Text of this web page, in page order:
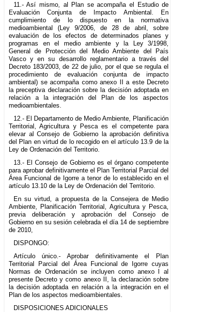
11.- Así mismo, al Plan se acompaña el Estudio de
Evaluación Conjunta de Impacto Ambiental. En
cumplimiento de lo dispuesto en la normativa
medioambiental (Ley 9/2006, de 28 de abril, sobre
evaluación de los efectos de determinados planes y
programas en el medio ambiente y la Ley 3/1998,
General de Protección del Medio Ambiente del País
Vasco y en su desarrollo reglamentario a través del
Decreto 183/2003, de 22 de julio, por el que se regula el
procedimiento de evaluación conjunta de impacto
ambiental) se acompaña como anexo II a este Decreto
la preceptiva declaración sobre la decisión adoptada en
relación a la integración del Plan de los aspectos
medioambientales.
12.- El Departamento de Medio Ambiente, Planificación
Territorial, Agricultura y Pesca es el competente para
elevar al Consejo de Gobierno la aprobación definitiva
del Plan en virtud de lo recogido en el artículo 13.9 de la
Ley de Ordenación del Territorio.
13.- El Consejo de Gobierno es el órgano competente
para aprobar definitivamente el Plan Territorial Parcial del
Área Funcional de Igorre a tenor de lo establecido en el
artículo 13.10 de la Ley de Ordenación del Territorio.
En su virtud, a propuesta de la Consejera de Medio
Ambiente, Planificación Territorial, Agricultura y Pesca,
previa deliberación y aprobación del Consejo de
Gobierno en su sesión celebrada el día 14 de septiembre
de 2010,
DISPONGO:
Artículo único.- Aprobar definitivamente el Plan
Territorial Parcial del Área Funcional de Igorre cuyas
Normas de Ordenación se incluyen como anexo I al
presente Decreto y como anexo II, la declaración sobre
la decisión adoptada en relación a la integración en el
Plan de los aspectos medioambientales.
DISPOSICIONES ADICIONALES